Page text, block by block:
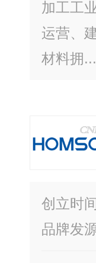
加工工
运营、
材料拥...
创立时
品牌发